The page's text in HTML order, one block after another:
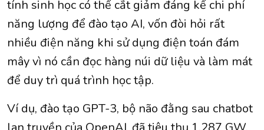
tính sinh học có thể cắt giảm đáng kể chi phí
năng lượng để đào tạo AI, vốn đòi hỏi rất
nhiều điện năng khi sử dụng điện toán đám
mây vì nó cần đọc hàng núi dữ liệu và làm mát
để duy trì quá trình học tập.
Ví dụ, đào tạo GPT-3, bộ não đằng sau chatbot